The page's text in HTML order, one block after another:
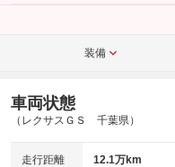
装備
車両状態
（レクサスＧＳ 千葉県）
走行距離 12.1万km